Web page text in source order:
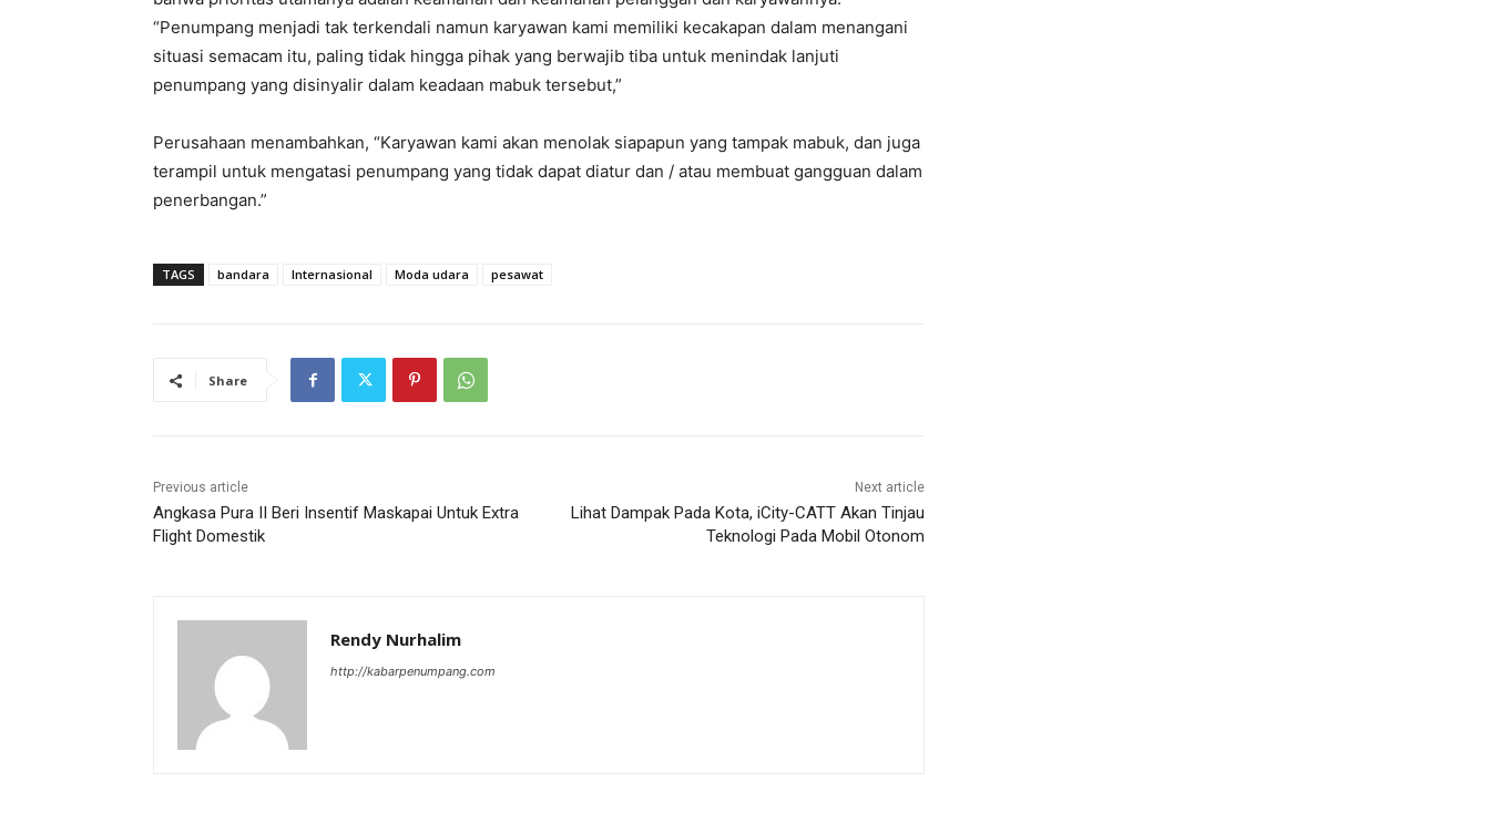
“Penumpang menjadi tak terkendali namun karyawan kami memiliki kecakapan dalam menangani
situasi semacam itu, paling tidak hingga pihak yang berwajib tiba untuk menindak lanjuti
penumpang yang disinyalir dalam keadaan mabuk tersebut,”
Perusahaan menambahkan, “Karyawan kami akan menolak siapapun yang tampak mabuk, dan juga
terampil untuk mengatasi penumpang yang tidak dapat diatur dan / atau membuat gangguan dalam
penerbangan.”
TAGS bandara Internasional Moda udara pesawat
Share
Previous article
Angkasa Pura II Beri Insentif Maskapai Untuk Extra
Flight Domestik
Next article
Lihat Dampak Pada Kota, iCity-CATT Akan Tinjau
Teknologi Pada Mobil Otonom
Rendy Nurhalim
http://kabarpenumpang.com